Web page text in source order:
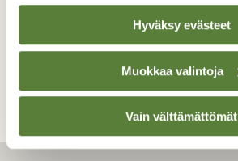
Hyväksy evästeet
Muokkaa valintoja
Vain välttämättömät
TAKAISIN LISTAAN